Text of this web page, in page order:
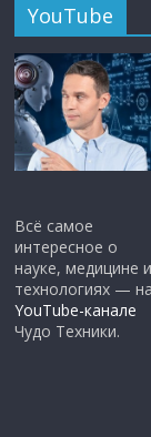
YouTube
Всё самое
интересное о
науке, медицине и
технологиях — на
YouTube-канале
Чудо Техники.